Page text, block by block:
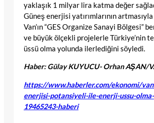
yaklaşık 1 milyar lira katma değer
Güneş enerjisi yatırımlarının
Van’ın “GES Organize Sanayi Bölgesi”
ve büyük ölçekli projelerle Türkiye’nin
üssü olma yolunda ilerlediğini söyledi.
Haber: Gülay KUYUCU- Orhan AŞAN/
https://www.haberler.com/ekonomi/
enerjisi-potansiyeli-ile-enerji-ussu-
19465243-haberi